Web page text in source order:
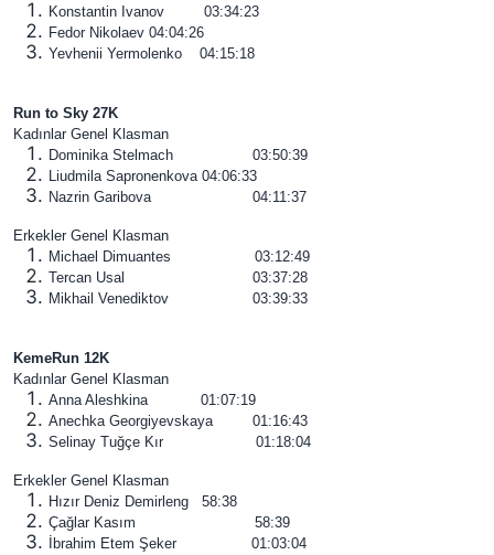
Konstantin Ivanov 03:34:23
Fedor Nikolaev 04:04:26
Yevhenii Yermolenko 04:15:18
Run to Sky 27K
Kadınlar Genel Klasman
Dominika Stelmach 03:50:39
Liudmila Sapronenkova 04:06:33
Nazrin Garibova 04:11:37
Erkekler Genel Klasman
Michael Dimuantes 03:12:49
Tercan Usal 03:37:28
Mikhail Venediktov 03:39:33
KemeRun 12K
Kadınlar Genel Klasman
Anna Aleshkina 01:07:19
Anechka Georgiyevskaya 01:16:43
Selinay Tuğçe Kır 01:18:04
Erkekler Genel Klasman
Hızır Deniz Demirleng 58:38
Çağlar Kasım 58:39
İbrahim Etem Şeker 01:03:04